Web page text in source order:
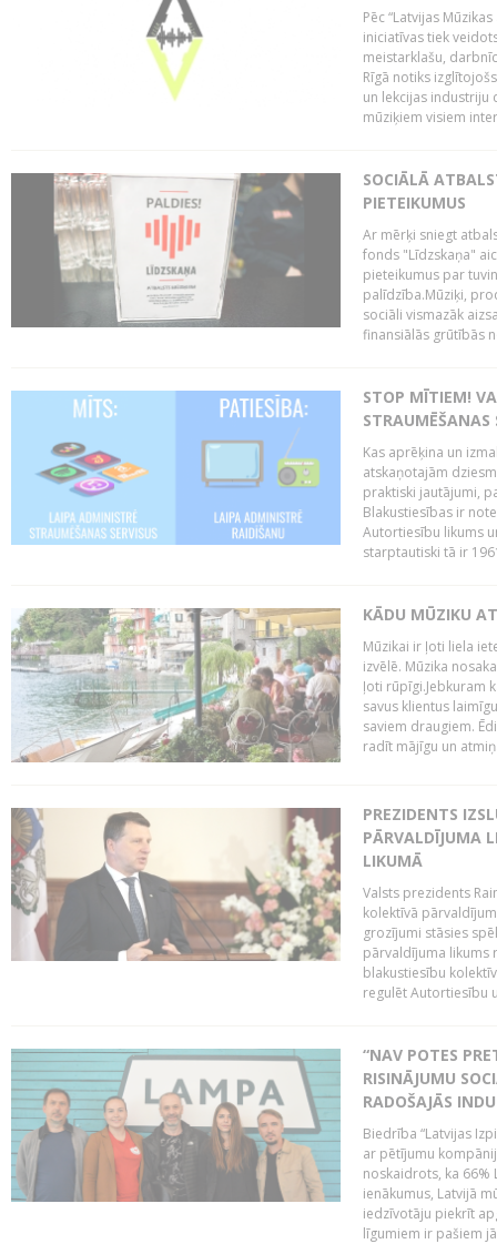
Pēc “Latvijas
iniciatīvas tiek
meistarklašu,
Rīgā notiks
un lekcijas industriju
mūziķiem visiem
SOCIĀLĀ
PIETEIKUMUS
Ar mērķi sniegt
fonds "Līdzskaņa"
pieteikumus par
palīdzība.Mūziķi,
sociāli vismazāk
finansiālās grūtībās
STOP MĪTIEM!
STRAUMĒŠANAS
Kas aprēķina un
atskaņotajām
praktiski jautājumi,
Blakustiesības ir
Autortiesību likums
starptautiski tā ir
KĀDU MŪZIKU
Mūzikai ir ļoti liela
izvēlē. Mūzika
ļoti rūpīgi.Jebkuram
savus klientus
saviem draugiem.
radīt mājīgu un
PREZIDENTS
PĀRVALDĪJUMA
LIKUMĀ
Valsts prezidents
kolektīvā
grozījumi stāsies
pārvaldījuma likums
blakustiesību
regulēt Autortiesību
“NAV POTES
RISINĀJUMU
RADOŠAJĀS
Biedrība “Latvijas
ar pētījumu
noskaidrots, ka
ienākumus, Latvijā
iedzīvotāju piekrīt
līgumiem ir pašiem